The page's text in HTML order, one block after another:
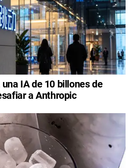
IA de 10 billones de
a Anthropic